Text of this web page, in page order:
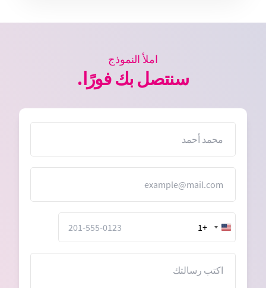
املأ النموذج
سنتصل بك فورًا.
United
States
+1